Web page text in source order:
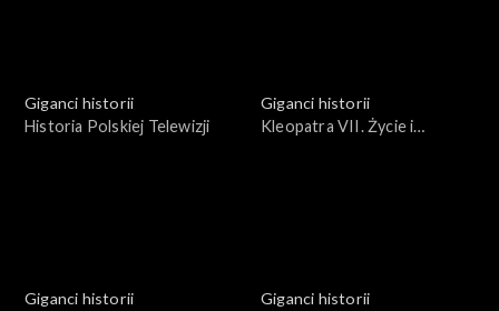
Giganci historii
Historia Polskiej Telewizji
Giganci historii
Kleopatra VII. Życie i
Giganci historii
Giganci historii